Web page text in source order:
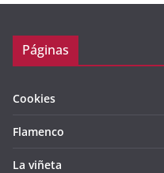
Páginas
Cookies
Flamenco
La viñeta